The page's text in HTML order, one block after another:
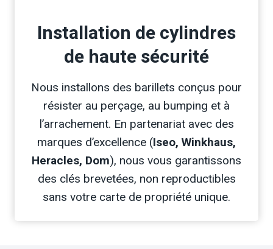
Installation de cylindres
de haute sécurité
Nous installons des barillets conçus pour
résister au perçage, au bumping et à
l’arrachement. En partenariat avec des
marques d’excellence (Iseo, Winkhaus,
Heracles, Dom), nous vous garantissons
des clés brevetées, non reproductibles
sans votre carte de propriété unique.